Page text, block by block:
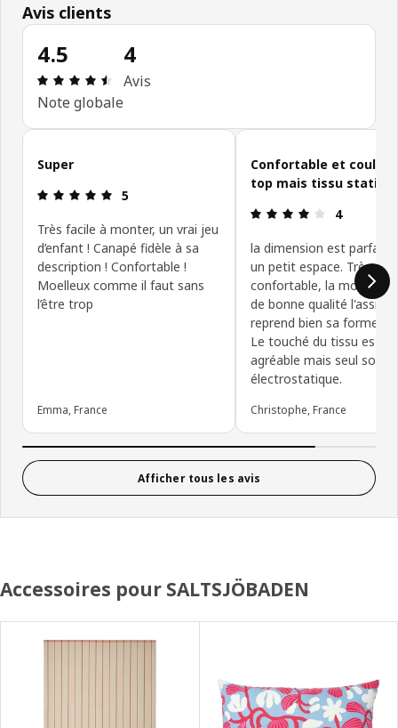
Avis clients
4.5
Avis: 4.5 sur 5 étoiles Nombre total d'avis: 4
Note globale
4
Avis
Ignorer les avis clients
Super
Avis: 5 sur 5 étoiles
5
Très facile à monter, un vrai jeu
d’enfant ! Canapé fidèle à sa
description ! Confortable !
Moelleux comme il faut sans
l’être trop
Emma, France
Confortable et
top mais tissu
Avis: 4 sur
4
la dimension est parfaite
un petit espace. Très
confortable, la mousse
de bonne qualité l'assise
reprend bien sa forme
Le touché du tissu est
agréable mais seul souci
électrostatique.
Christophe, France
Afficher tous les avis
Accessoires pour SALTSJÖBADEN